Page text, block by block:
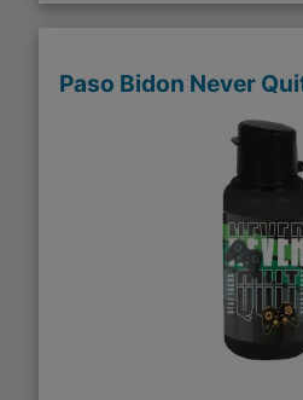
Paso Bidon Never